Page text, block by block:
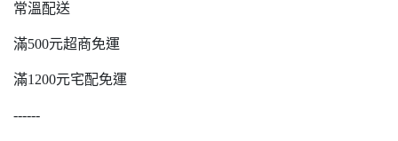
常溫配送
滿500元超商免運
滿1200元宅配免運
------